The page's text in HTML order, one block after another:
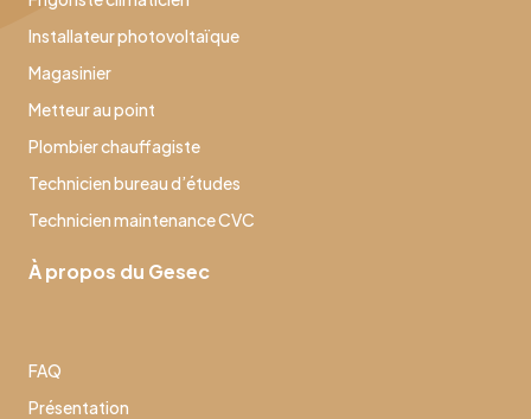
Installateur photovoltaïque
Magasinier
Metteur au point
Plombier chauffagiste
Technicien bureau d’études
Technicien maintenance CVC
À propos du Gesec
FAQ
Présentation